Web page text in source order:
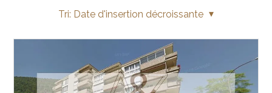
Tri: Date d'insertion décroissante